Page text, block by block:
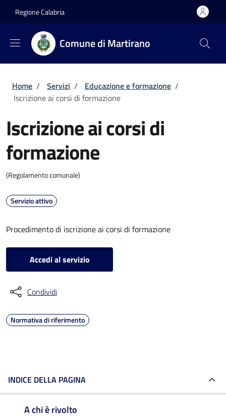
Regione Calabria
Comune di Martirano
Briciole di pane
Home / Servizi / Educazione e formazione /
Iscrizione ai corsi di formazione
Iscrizione ai corsi di
formazione
(Regolamento comunale)
Servizio attivo
Procedimento di iscrizione ai corsi di formazione
Accedi al servizio
Condividi
Normativa di riferimento
INDICE DELLA PAGINA
A chi è rivolto